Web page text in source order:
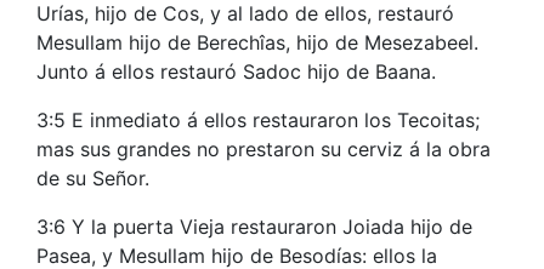
Urías, hijo de Cos, y al lado de ellos, restauró
Mesullam hijo de Berechîas, hijo de Mesezabeel.
Junto á ellos restauró Sadoc hijo de Baana.
3:5 E inmediato á ellos restauraron los Tecoitas;
mas sus grandes no prestaron su cerviz á la obra
de su Señor.
3:6 Y la puerta Vieja restauraron Joiada hijo de
Pasea, y Mesullam hijo de Besodías: ellos la